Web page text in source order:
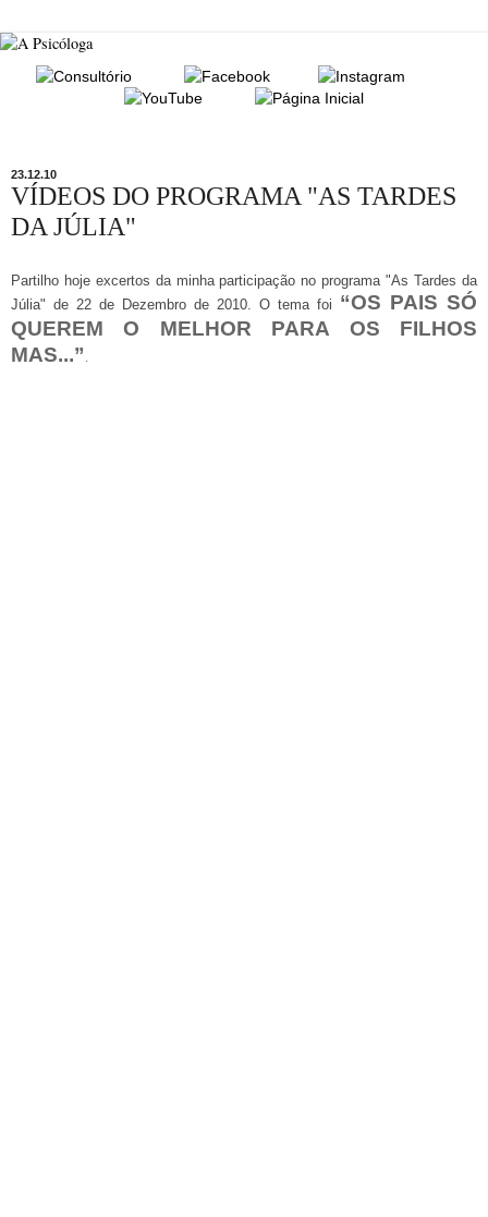
23.12.10
VÍDEOS DO PROGRAMA "AS TARDES
DA JÚLIA"
Partilho hoje excertos da minha participação no programa "As Tardes da
Júlia" de 22 de Dezembro de 2010. O tema foi “OS PAIS SÓ
QUEREM O MELHOR PARA OS FILHOS
MAS...” .